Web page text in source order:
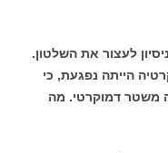
לעצור את השלטון.
הייתה נפגעת, כי
משטר דמוקרטי. מה